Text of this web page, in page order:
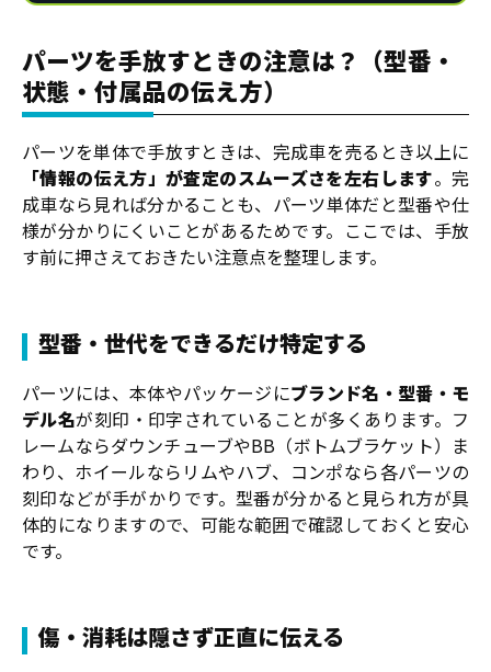
パーツを手放すときの注意は？（型番・
状態・付属品の伝え方）
パーツを単体で手放すときは、完成車を売るとき以上に
「情報の伝え方」が査定のスムーズさを左右します。完
成車なら見れば分かることも、パーツ単体だと型番や仕
様が分かりにくいことがあるためです。ここでは、手放
す前に押さえておきたい注意点を整理します。
型番・世代をできるだけ特定する
パーツには、本体やパッケージにブランド名・型番・モ
デル名が刻印・印字されていることが多くあります。フ
レームならダウンチューブやBB（ボトムブラケット）ま
わり、ホイールならリムやハブ、コンポなら各パーツの
刻印などが手がかりです。型番が分かると見られ方が具
体的になりますので、可能な範囲で確認しておくと安心
です。
傷・消耗は隠さず正直に伝える